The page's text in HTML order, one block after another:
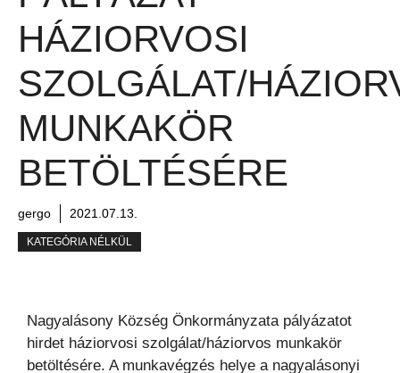
HÁZIORVOSI
SZOLGÁLAT/
MUNKAKÖR
BETÖLTÉSÉRE
gergo 2021.07.13.
KATEGÓRIA NÉLKÜL
Nagyalásony Község Önkormányzata pályázatot
hirdet háziorvosi szolgálat/háziorvos munkakör
betöltésére. A munkavégzés helye a nagyalásonyi